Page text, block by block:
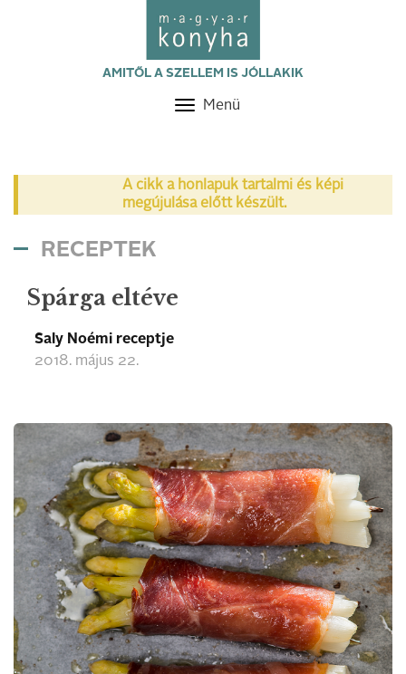
AMITŐL A SZELLEM IS JÓLLAKIK
Toggle
Menü
A cikk a honlapuk tartalmi és képi
megújulása előtt készült.
RECEPTEK
Spárga eltéve
Saly Noémi receptje
2018. május 22.